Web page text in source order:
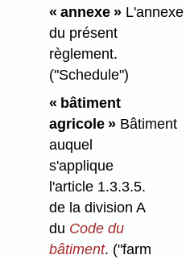
« annexe »L'annexe
du présent
règlement.
("Schedule")
« bâtiment
agricole »Bâtiment
auquel
s'applique
l'article 1.3.3.5.
de la division A
du Code du
bâtiment. ("farm